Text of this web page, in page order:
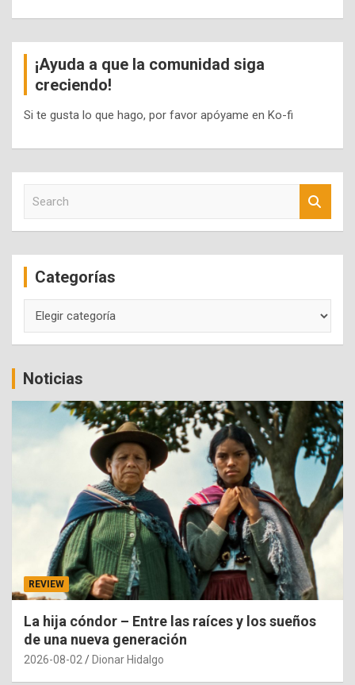
¡Ayuda a que la comunidad siga
creciendo!
Si te gusta lo que hago, por favor apóyame en Ko-fi
c
Categorías
Noticias
REVIEW
La hija cóndor – Entre las raíces y los sueños
de una nueva generación
2026-08-02 Dionar Hidalgo